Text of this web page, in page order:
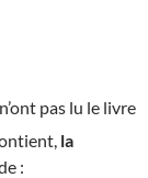
pas lu le livre
la
: